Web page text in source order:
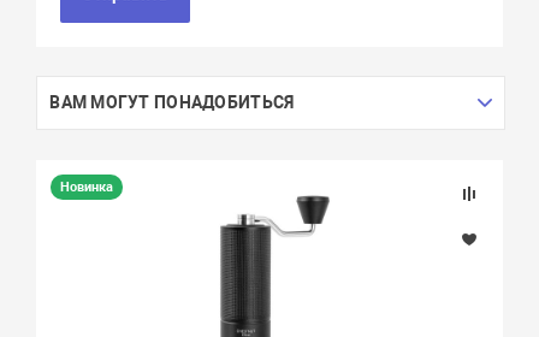
ВАМ МОГУТ ПОНАДОБИТЬСЯ
Новинка